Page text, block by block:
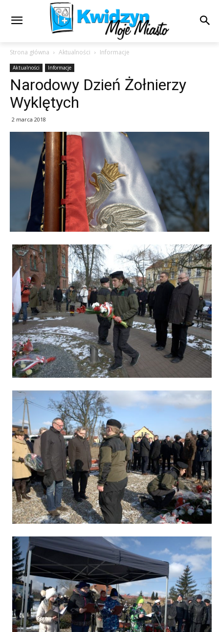
Strona główna Aktualności Informacje
Aktualności Informacje
Narodowy Dzień Żołnierzy
Wyklętych
2 marca 2018